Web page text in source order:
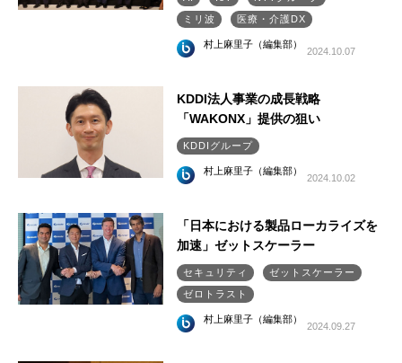
ミリ波
医療・介護DX
村上麻里子（編集部）
2024.10.07
KDDI法人事業の成長戦略
「WAKONX」提供の狙い
KDDIグループ
村上麻里子（編集部）
2024.10.02
「日本における製品ローカライズを
加速」ゼットスケーラー
セキュリティ
ゼットスケーラー
ゼロトラスト
村上麻里子（編集部）
2024.09.27